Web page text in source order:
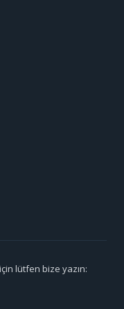
lütfen bize yazın: